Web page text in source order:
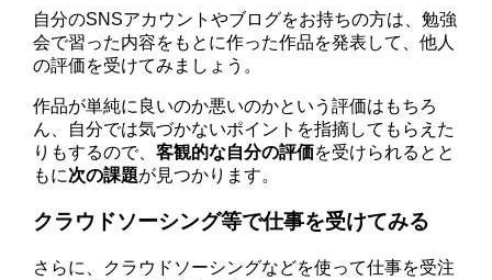
自分のSNSアカウントやブログをお持ちの方は、勉強
会で習った内容をもとに作った作品を発表して、他人
の評価を受けてみましょう。
作品が単純に良いのか悪いのかという評価はもちろ
ん、自分では気づかないポイントを指摘してもらえた
りもするので、客観的な自分の評価を受けられるとと
もに次の課題が見つかります。
クラウドソーシング等で仕事を受けてみる
さらに、クラウドソーシングなどを使って仕事を受注